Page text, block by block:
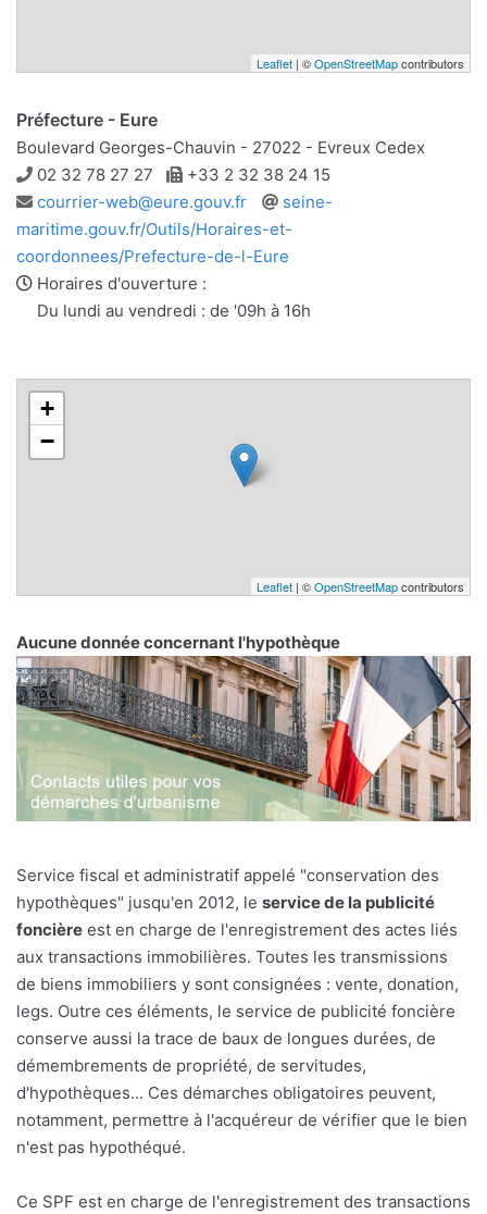
Leaflet | ©OpenStreetMapcontributors
Préfecture - Eure
Boulevard Georges-Chauvin - 27022 - Evreux Cedex
Téléphone
02 32 78 27 27 Télécopie
+33 2 32 38 24 15
Adresse
e-
mail
courrier-web@eure.gouv.fr
Site
web
seine-
maritime.gouv.fr/Outils/Horaires-et-
coordonnees/Prefecture-de-l-Eure
Horaires d'ouverture :
Du lundi au vendredi : de '09h à 16h
+
−
Leaflet | ©OpenStreetMapcontributors
Aucune donnée concernant l'hypothèque
Service fiscal et administratif appelé "conservation des
hypothèques" jusqu'en 2012, le service de la publicité
foncière est en charge de l'enregistrement des actes liés
aux transactions immobilières. Toutes les transmissions
de biens immobiliers y sont consignées : vente, donation,
legs. Outre ces éléments, le service de publicité foncière
conserve aussi la trace de baux de longues durées, de
démembrements de propriété, de servitudes,
d'hypothèques... Ces démarches obligatoires peuvent,
notamment, permettre à l'acquéreur de vérifier que le bien
n'est pas hypothéqué.
Ce SPF est en charge de l'enregistrement des transactions